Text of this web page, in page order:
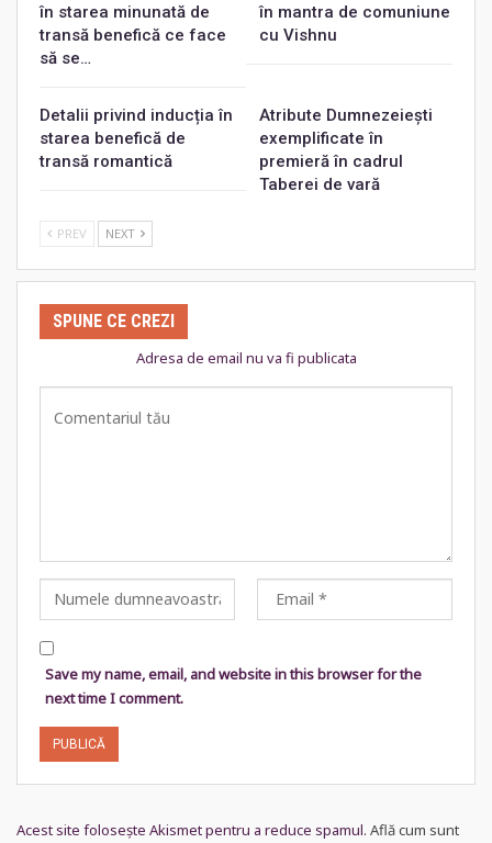
în starea minunată de
transă benefică ce face
să se…
în mantra de comuniune
cu Vishnu
Detalii privind inducția în
starea benefică de
transă romantică
Atribute Dumnezeiești
exemplificate în
premieră în cadrul
Taberei de vară
PREV NEXT
SPUNE CE CREZI
Adresa de email nu va fi publicata
Save my name, email, and website in this browser for the
next time I comment.
Acest site folosește Akismet pentru a reduce spamul. Află cum sunt